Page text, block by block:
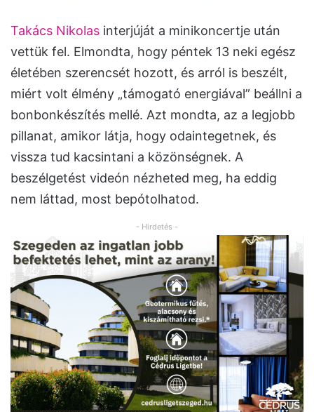
Takács Nikolas interjúját a minikoncertje után
vettük fel. Elmondta, hogy péntek 13 neki egész
életében szerencsét hozott, és arról is beszélt,
miért volt élmény „támogató energiával” beállni a
bonbonkészítés mellé. Azt mondta, az a legjobb
pillanat, amikor látja, hogy odaintegetnek, és
vissza tud kacsintani a közönségnek. A
beszélgetést videón nézheted meg, ha eddig
nem láttad, most bepótolhatod.
- Hirdetés -